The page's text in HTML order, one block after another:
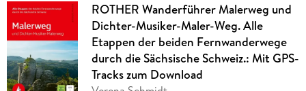
ROTHER Wanderführer Malerweg und
Dichter-Musiker-Maler-Weg. Alle
Etappen der beiden Fernwanderwege
durch die Sächsische Schweiz.: Mit GPS-
Tracks zum Download